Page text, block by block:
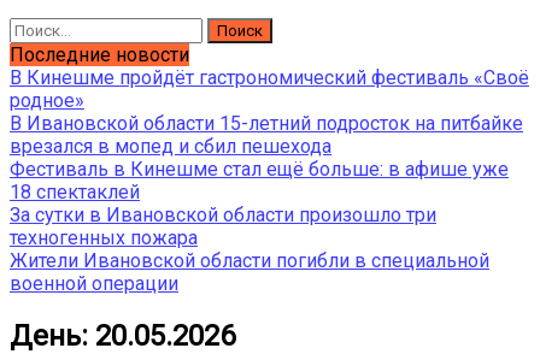
Найти:
Последние новости
В Кинешме пройдёт гастрономический фестиваль «Своё
родное»
В Ивановской области 15-летний подросток на питбайке
врезался в мопед и сбил пешехода
Фестиваль в Кинешме стал ещё больше: в афише уже
18 спектаклей
За сутки в Ивановской области произошло три
техногенных пожара
Жители Ивановской области погибли в специальной
военной операции
День: 20.05.2026